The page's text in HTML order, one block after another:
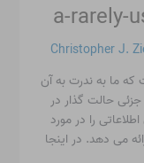
Christopher J.
ما به ندرت به آن
حالت گذار در
را در مورد
می دهد. در اینجا